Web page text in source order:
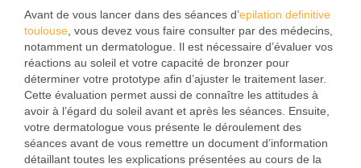
Avant de vous lancer dans des séances d’epilation definitive
toulouse , vous devez vous faire consulter par des médecins,
notamment un dermatologue. Il est nécessaire d’évaluer vos
réactions au soleil et votre capacité de bronzer pour
déterminer votre prototype afin d’ajuster le traitement laser.
Cette évaluation permet aussi de connaître les attitudes à
avoir à l’égard du soleil avant et après les séances. Ensuite,
votre dermatologue vous présente le déroulement des
séances avant de vous remettre un document d’information
détaillant toutes les explications présentées au cours de la